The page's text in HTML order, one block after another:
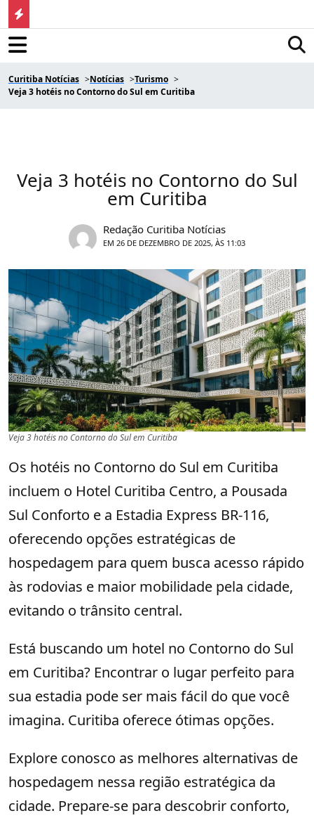
Curitiba Notícias Notícias
Turismo
Veja 3 hotéis no Contorno do Sul em Curitiba
Veja 3 hotéis no Contorno do Sul
em Curitiba
Redação Curitiba Notícias
EM 26 DE DEZEMBRO DE 2025, ÀS 11:03
Veja 3 hotéis no Contorno do Sul em Curitiba
Os hotéis no Contorno do Sul em Curitiba
incluem o Hotel Curitiba Centro, a Pousada
Sul Conforto e a Estadia Express BR-116,
oferecendo opções estratégicas de
hospedagem para quem busca acesso rápido
às rodovias e maior mobilidade pela cidade,
evitando o trânsito central.
Está buscando um hotel no Contorno do Sul
em Curitiba? Encontrar o lugar perfeito para
sua estadia pode ser mais fácil do que você
imagina. Curitiba oferece ótimas opções.
Explore conosco as melhores alternativas de
hospedagem nessa região estratégica da
cidade. Prepare-se para descobrir conforto,